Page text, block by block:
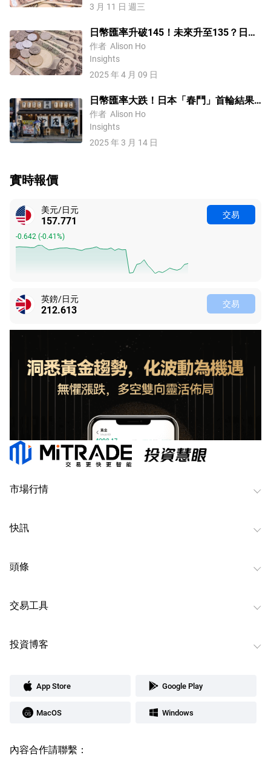
3 月 11 日 週三
日幣匯率升破145！未來升至135？日幣
過度升值風險加大
作者 Alison Ho
Insights
2025 年 4 月 09 日
日幣匯率大跌！日本「春鬥」首輪結果
不及預期
作者 Alison Ho
Insights
2025 年 3 月 14 日
實時報價
美元/日元
157.771
-0.642(-0.41%)
交易
英鎊/日元
212.613 交易
市場行情
快訊
頭條
交易工具
投資博客
App Store Google Play
MacOS Windows
內容合作請聯繫：